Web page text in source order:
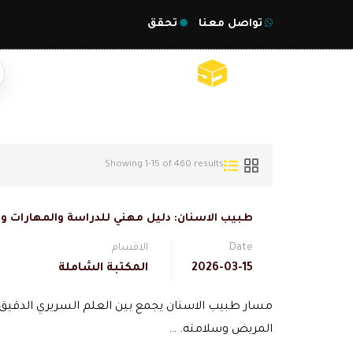
تواصل معنا تحقق
Showing 1-15 of 460 results
طبيب الاسنان: دليل مهني للدراسة والمهارات
Date
2026-03-15
الاقسام
المكتبة الشاملة
مسار طبيب الاسنان يجمع بين العلم السريري
المريض وسلامته. …